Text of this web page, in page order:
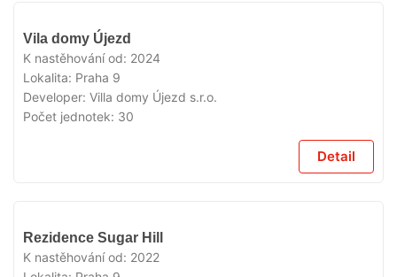
Vila domy Újezd
K nastěhování od: 2024
Lokalita: Praha 9
Developer: Villa domy Újezd s.r.o.
Počet jednotek: 30
Detail
Rezidence Sugar Hill
K nastěhování od: 2022